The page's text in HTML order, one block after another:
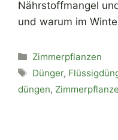
Nährstoffmangel
und warum im
Kategorien
Zimmerpflanzen
Schlagwörter
Dünger,
düngen,